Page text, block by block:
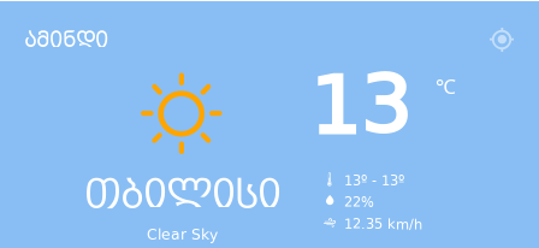
ამინდი
თბილისი
Clear Sky
13 ℃
13º - 13º
22%
12.35 km/h